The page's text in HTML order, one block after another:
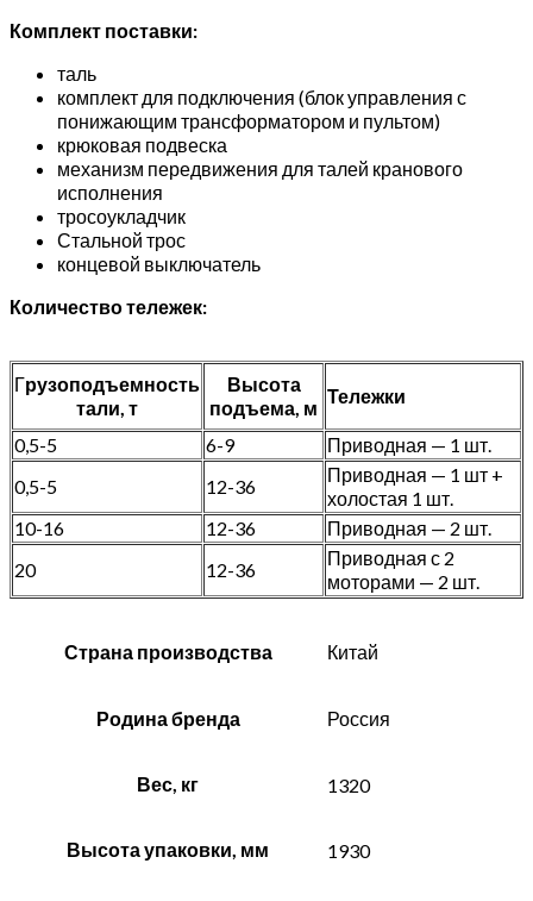
Комплект поставки:
таль
комплект для подключения (блок управления с
понижающим трансформатором и пультом)
крюковая подвеска
механизм передвижения для талей кранового
исполнения
тросоукладчик
Стальной трос
концевой выключатель
Количество тележек:
Грузоподъемность
тали, т
Высота
подъема, м
Тележки
0,5-5 6-9
Приводная — 1 шт.
0,5-5
12-36
Приводная — 1 шт +
холостая 1 шт.
10-16
12-36
Приводная — 2 шт.
20
12-36
Приводная с 2
моторами — 2 шт.
Страна производства Китай
Родина бренда Россия
Вес, кг 1320
Высота упаковки, мм 1930